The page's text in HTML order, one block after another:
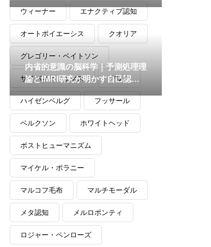
内省的意識の脳科学｜予測処理理
論とfMRI研究が明かす自己認識
のメカニズム
ウィーナー エナクティブ認知
オートポイエーシス クオリア
グレゴリー・ベイトソン
サイバネティックス デリダ
ハイゼンベルグ フッサール
ベルクソン ホワイトヘッド
ポストヒューマニズム
マイケル・ポラニー
マルコフ毛布 マルチモーダル
メタ認知 メルロポンティ
ロジャー・ペンローズ